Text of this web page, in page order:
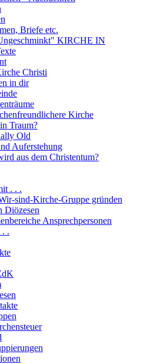
Briefe etc.
KIRCHE IN
Christi
in dir
Kirche
Traum?
Old
Auferstehung
aus dem Christentum?
. . .
sind-Kirche-Gruppe gründen
Diözesen
Ansprechpersonen
. .